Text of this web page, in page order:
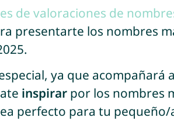
de valoraciones de
presentarte los nombres
ya que acompañará
inspirarpor los nombres
perfecto para tu pequeño/